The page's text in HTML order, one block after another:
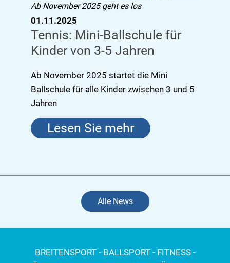
Ab November 2025 geht es los
01.11.2025
Tennis: Mini-Ballschule für
Kinder von 3-5 Jahren
Ab November 2025 startet die Mini
Ballschule für alle Kinder zwischen 3 und 5
Jahren
Lesen Sie mehr
Alle News
BREITENSPORT - BALLSPORT - FITNESS -